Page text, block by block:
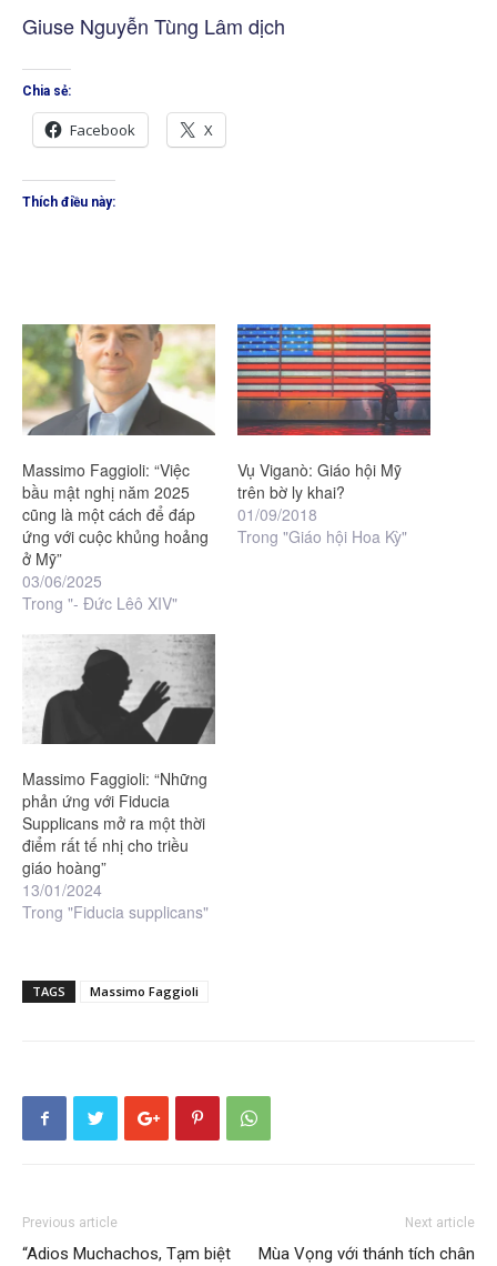
Giuse Nguyễn Tùng Lâm dịch
Chia sẻ:
Facebook X
Thích điều này:
Massimo Faggioli: “Việc
bầu mật nghị năm 2025
cũng là một cách để đáp
ứng với cuộc khủng hoảng
ở Mỹ”
03/06/2025
Trong "- Đức Lêô XIV"
Vụ Viganò: Giáo hội Mỹ
trên bờ ly khai?
01/09/2018
Trong "Giáo hội Hoa Kỳ"
Massimo Faggioli: “Những
phản ứng với Fiducia
Supplicans mở ra một thời
điểm rất tế nhị cho triều
giáo hoàng”
13/01/2024
Trong "Fiducia supplicans"
TAGS Massimo Faggioli
Previous article
“Adios Muchachos, Tạm biệt
Next article
Mùa Vọng với thánh tích chân